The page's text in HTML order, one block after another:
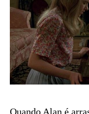
Quando Alan é